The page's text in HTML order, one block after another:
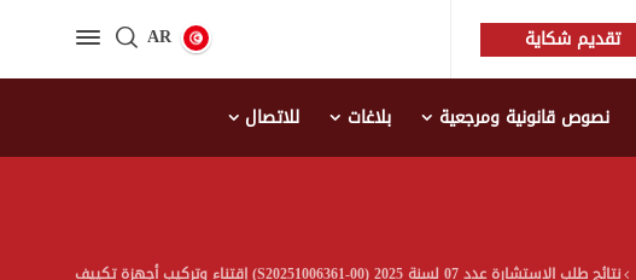
تقديم شكاية AR
نصوص قانونية ومرجعية بلاغات للاتصال
نتائج طلب الاستشارة عدد 07 لسنة 2025 (S20251006361-00) إقتناء وتركيب أجهزة تكييف